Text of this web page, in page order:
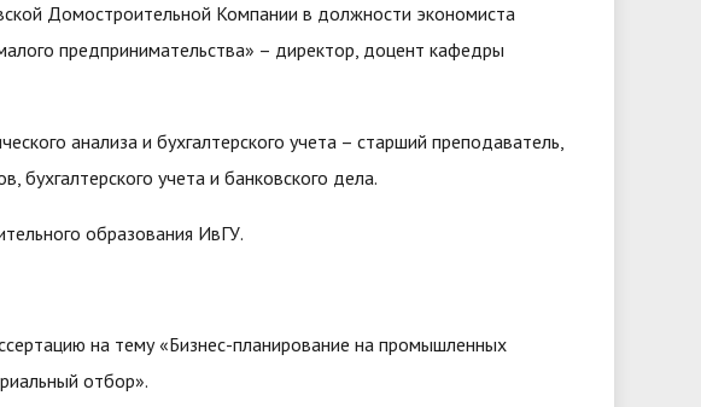
Домостроительной Компании в должности экономиста
предпринимательства» – директор, доцент кафедры
анализа и бухгалтерского учета – старший преподаватель,
бухгалтерского учета и банковского дела.
образования ИвГУ.
на тему «Бизнес-планирование на промышленных
отбор».